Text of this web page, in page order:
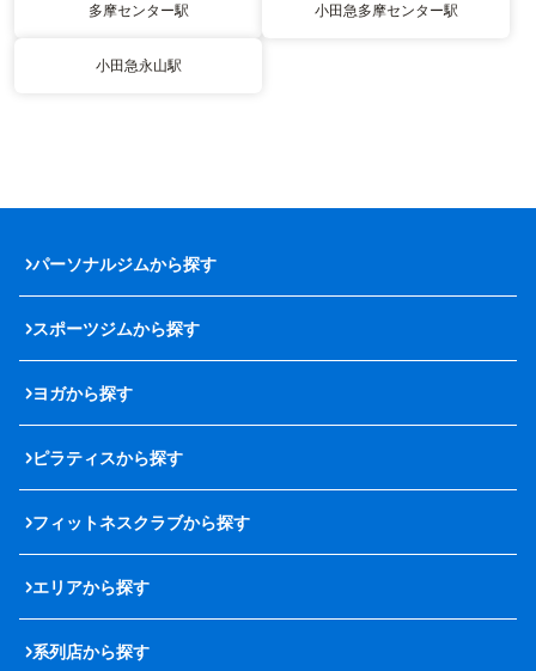
多摩センター駅 小田急多摩センター駅
小田急永山駅
パーソナルジムから探す
スポーツジムから探す
ヨガから探す
ピラティスから探す
フィットネスクラブから探す
エリアから探す
系列店から探す